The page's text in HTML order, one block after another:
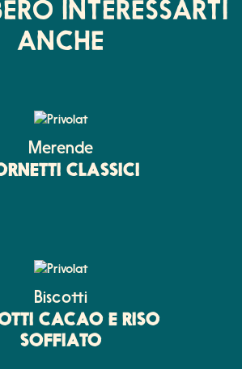
INTERESSARTI
ANCHE
Merende
CLASSICI
Biscotti
CACAO E RISO
SOFFIATO